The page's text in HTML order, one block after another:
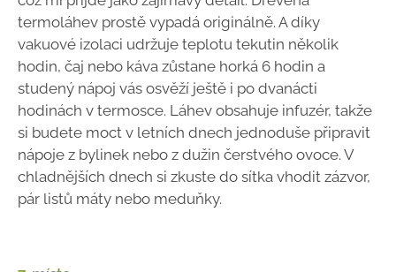
termoláhev prostě vypadá originálně. A díky
vakuové izolaci udržuje teplotu tekutin několik
hodin, čaj nebo káva zůstane horká 6 hodin a
studený nápoj vás osvěží ještě i po dvanácti
hodinách v termosce. Láhev obsahuje infuzér, takže
si budete moct v letních dnech jednoduše připravit
nápoje z bylinek nebo z dužin čerstvého ovoce. V
chladnějších dnech si zkuste do sítka vhodit zázvor,
pár listů máty nebo meduňky.